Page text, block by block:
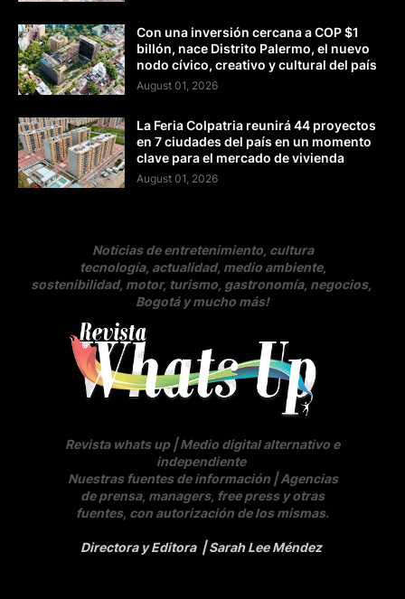
Con una inversión cercana a COP $1
billón, nace Distrito Palermo, el nuevo
nodo cívico, creativo y cultural del país
August 01, 2026
La Feria Colpatria reunirá 44 proyectos
en 7 ciudades del país en un momento
clave para el mercado de vivienda
August 01, 2026
Noticias de entretenimiento, cultura
tecnología, actualidad, medio ambiente,
sostenibilidad, motor, turismo, gastronomía, negocios,
Bogotá y mucho más!
Revista whats up | Medio digital alternativo e
independiente
Nuestras fuentes de información | Agencias
de prensa, managers, free press y otras
fuentes, con autorización de los mismas.
Directora y Editora| Sarah Lee Méndez